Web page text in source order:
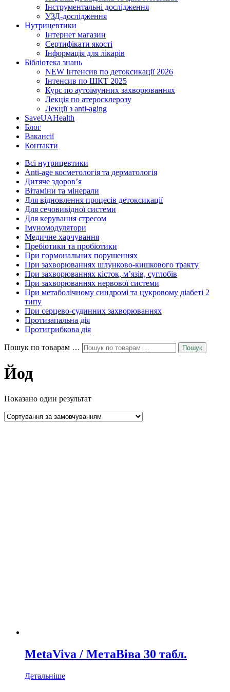
Інструментальні дослідження
УЗД-дослідження
Нутрицевт​ики
Інтернет магазин
Сертифікати якості
Інформація для лікарів
Бібліотека знань
NEW Інтенсив по детоксикації 2026
Інтенсив по ШКТ 2025
Курс по аутоімунних захворюваннях
Лекція по атеросклерозу
Лекції з anti-aging
SaveUAHealth
Блог
Вакансії
Контакти
Всі нутрицевт​ики
Anti-age косметологія та дерматологія
Дитяче здоров’я
Вітаміни та мінерали
Для відновлення процесів детоксикації
Для сечовивідної системи
Для керування стресом
Імуномодулятори
Медичне харчування
Пребіотики та пробіотики
При гормональних порушеннях
При захворюваннях шлунково-кишкового тракту
При захворюваннях кісток, м’язів, суглобів
При захворюваннях нервової системи
При метаболічному синдромі та цукровому діабеті 2
типу
При серцево-судинних захворюваннях
Протизапальна дія
Протигрибкова дія
Пошук по товарам … Пошук
Йод
Показано один результат
MetaViva / МетаВіва 30 табл.
Детальніше